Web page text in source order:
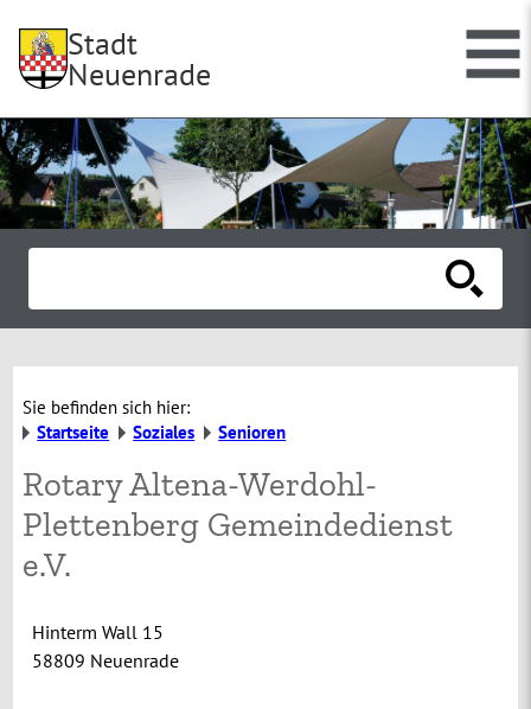
Stadt
Neuenrade
Sie befinden sich hier:
Startseite
Soziales Senioren
Rotary Altena-Werdohl-
Plettenberg Gemeindedienst
e.V.
Hinterm Wall 15
58809 Neuenrade